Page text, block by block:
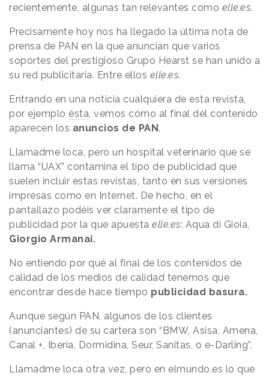
recientemente, algunas tan relevantes como elle.es.
Precisamente hoy nos ha llegado la última nota de
prensa de PAN en la que anuncian que varios
soportes del prestigioso Grupo Hearst se han unido a
su red publicitaria. Entre ellos elle.es.
Entrando en una noticia cualquiera de esta revista,
por ejemplo ésta, vemos cómo al final del contenido
aparecen los anuncios de PAN .
Llamadme loca, pero un hospital veterinario que se
llama “UAX” contamina el tipo de publicidad que
suelen incluir estas revistas, tanto en sus versiones
impresas como en Internet. De hecho, en el
pantallazo podéis ver claramente el tipo de
publicidad por la que apuesta elle.es: Aqua di Gioia,
Giorgio Armanai.
No entiendo por qué al final de los contenidos de
calidad de los medios de calidad tenemos que
encontrar desde hace tiempo publicidad basura.
Aunque según PAN, algunos de los clientes
(anunciantes) de su cartera son “BMW, Asisa, Amena,
Canal +, Iberia, Dormidina, Seur, Sanitas, o e-Darling”.
Llamadme loca otra vez, pero en elmundo.es lo que